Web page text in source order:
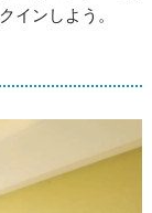
インしよう。